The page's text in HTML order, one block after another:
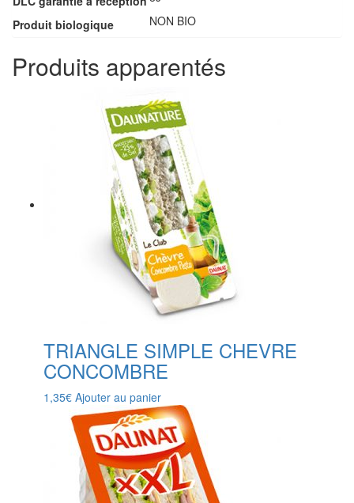
Produit biologique
NON BIO
Produits apparentés
TRIANGLE SIMPLE CHEVRE
CONCOMBRE
1,35€ Ajouter au panier